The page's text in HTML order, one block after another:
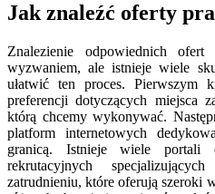
Jak znaleźć oferty
Znalezienie odpowiednich
wyzwaniem, ale istnieje wiele
ułatwić ten proces. Pierwszym
preferencji dotyczących miejsca
którą chcemy wykonywać.
platform internetowych
granicą. Istnieje wiele portali
rekrutacyjnych
zatrudnieniu, które oferują szeroki